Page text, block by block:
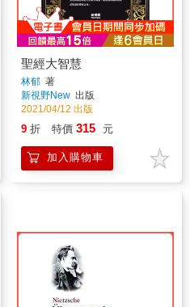
聖經大智慧
林郁 著
新視野New 出版
2021/04/12 出版
9 折 特價 315 元
加入購物車